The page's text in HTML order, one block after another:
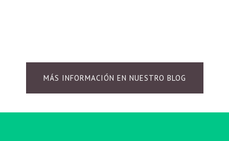
MÁS INFORMACIÓN EN NUESTRO BLOG